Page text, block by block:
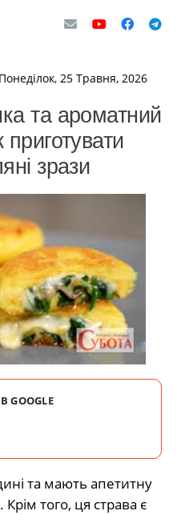
25 Травня, 2026
та ароматний
зрази
та мають апетитну
Крім того, ця страва є